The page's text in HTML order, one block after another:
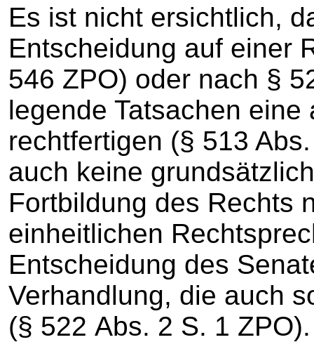
Es ist nicht ersichtlich,
Entscheidung auf einer
546 ZPO) oder nach §
legende Tatsachen
rechtfertigen (§ 513
auch keine
Fortbildung des Rechts
einheitlichen
Entscheidung des
Verhandlung, die auch
(§ 522 Abs. 2 S. 1 ZPO).